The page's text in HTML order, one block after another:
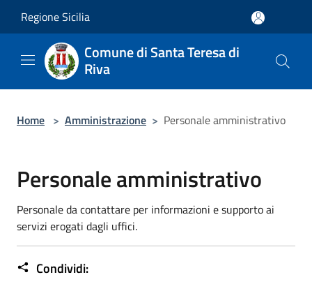
Regione Sicilia
Comune di Santa Teresa di
Riva
Home > Amministrazione > Personale amministrativo
Personale amministrativo
Personale da contattare per informazioni e supporto ai
servizi erogati dagli uffici.
Condividi: